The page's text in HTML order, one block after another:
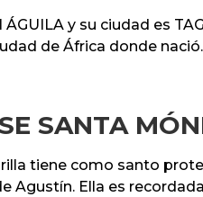
y su ciudad es
de África donde nació.
SANTA
tiene como santo
Agustín. Ella es